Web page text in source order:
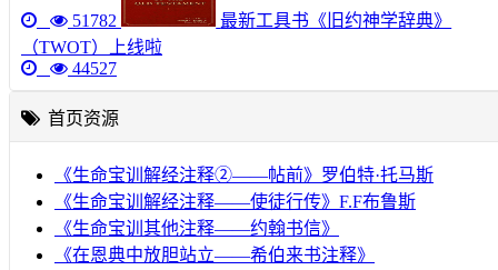
51782
最新工具书《旧约神学辞典》
（TWOT）上线啦
44527
首页资源
《生命宝训解经注释②——帖前》罗伯特·托马斯
《生命宝训解经注释——使徒行传》F.F布鲁斯
《生命宝训其他注释——约翰书信》
《在恩典中放胆站立——希伯来书注释》